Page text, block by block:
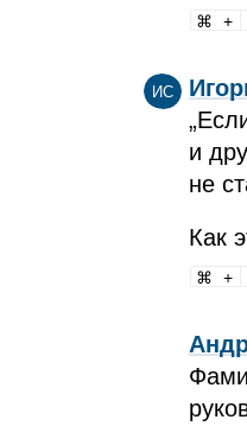
ИС
и
не
Как